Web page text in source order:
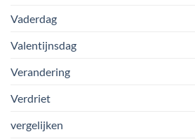
Vaderdag
Valentijnsdag
Verandering
Verdriet
vergelijken